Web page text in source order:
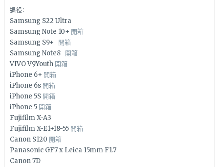
退役:
Samsung S22 Ultra
Samsung Note 10+ 開箱
Samsung S9+ 開箱
Samsung Note8 開箱
VIVO V9Youth 開箱
iPhone 6+ 開箱
iPhone 6s 開箱
iPhone 5S 開箱
iPhone 5 開箱
Fujifilm X-A3
Fujifilm X-E1+18-55 開箱
Canon S120 開箱
Panasonic GF7 x Leica 15mm F1.7
Canon 7D